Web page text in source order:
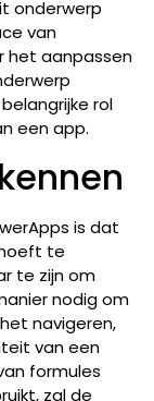
onderwerp
van
het aanpassen
rol
een app.
is dat
te
te zijn om
nodig om
navigeren,
van een
formules
zal de